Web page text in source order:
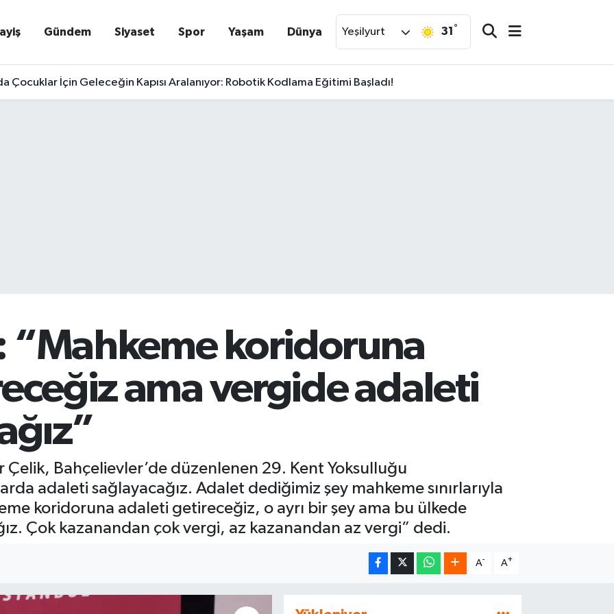
Gündem Siyaset Spor Yaşam Dünya Yeşilyurt 31 °
Çocuklar İçin Geleceğin Kapısı Aralanıyor: Robotik Kodlama Eğitimi Başladı!
“Mahkeme koridoruna
ama vergide adaleti
Çelik, Bahçelievler’de düzenlenen 29. Kent Yoksulluğu
adaleti sağlayacağız. Adalet dediğimiz şey mahkeme sınırlarıyla
koridoruna adaleti getireceğiz, o ayrı bir şey ama bu ülkede
Çok kazanandan çok vergi, az kazanandan az vergi” dedi.
A- A+